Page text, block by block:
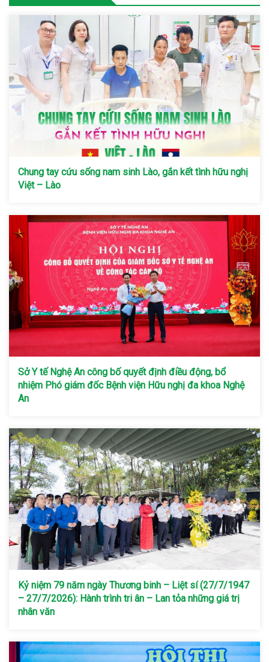
Chung tay cứu sống nam sinh Lào, gắn kết tình hữu nghị
Việt – Lào
Sở Y tế Nghệ An công bố quyết định điều động, bổ
nhiệm Phó giám đốc Bệnh viện Hữu nghị đa khoa Nghệ
An
Kỷ niệm 79 năm ngày Thương binh – Liệt sí (27/7/1947
– 27/7/2026): Hành trình tri ân – Lan tỏa những giá trị
nhân văn